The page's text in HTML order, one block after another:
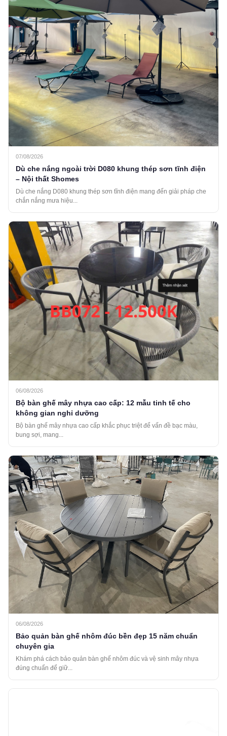
07/08/2026
Dù che nắng ngoài trời D080 khung thép sơn tĩnh điện
– Nội thất Shomes
Dù che nắng D080 khung thép sơn tĩnh điện mang đến giải pháp che
chắn nắng mưa hiệu...
06/08/2026
Bộ bàn ghế mây nhựa cao cấp: 12 mẫu tinh tế cho
không gian nghỉ dưỡng
Bộ bàn ghế mây nhựa cao cấp khắc phục triệt để vấn đề bạc màu,
bung sợi, mang...
06/08/2026
Bảo quản bàn ghế nhôm đúc bền đẹp 15 năm chuẩn
chuyên gia
Khám phá cách bảo quản bàn ghế nhôm đúc và vệ sinh mây nhựa
đúng chuẩn để giữ...